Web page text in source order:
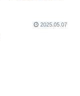
2025.05.07